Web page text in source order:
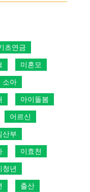
초연금
미혼모
소아
아이돌봄
어르신
산부
이효천
청년
출산